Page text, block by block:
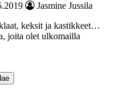
Jasmine Jussila
keksit ja kastikkeet…
joita olet ulkomailla